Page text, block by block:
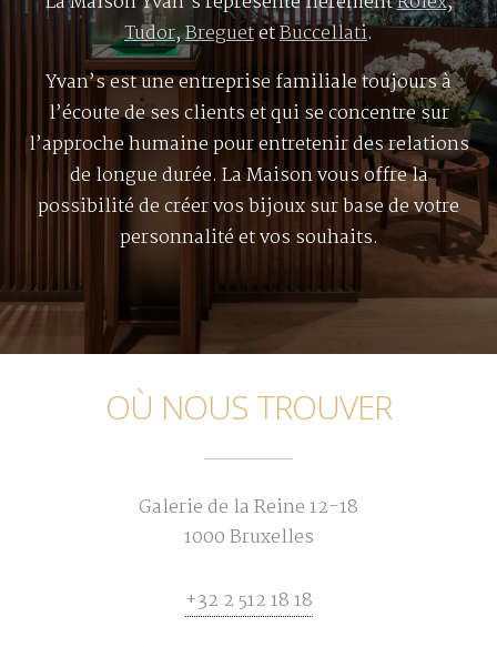
Tudor,BreguetetBuccellati.
Yvan’s est une entreprise familiale toujours à
l’écoute de ses clients et qui se concentre sur
l’approche humaine pour entretenir des relations
de longue durée. La Maison vous offre la
possibilité de créer vos bijoux sur base de votre
personnalité et vos souhaits.
OÙ NOUS TROUVER
Galerie de la Reine 12-18
1000 Bruxelles
+32 2 512 18 18